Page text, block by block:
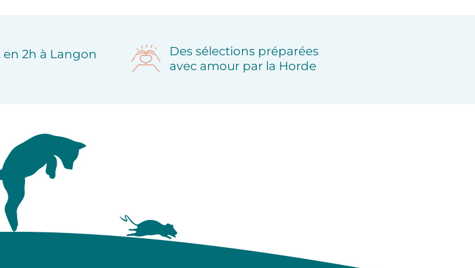
en 2h à Langon
Des sélections préparées
avec amour par la Horde